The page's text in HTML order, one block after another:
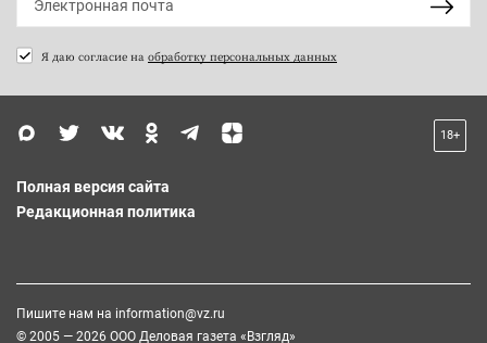
Я даю согласие на обработку персональных данных
18+
Полная версия сайта
Редакционная политика
Пишите нам на information@vz.ru
© 2005 — 2026 ООО Деловая газета «Взгляд»